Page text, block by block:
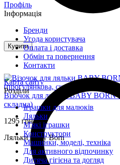
Візочок для ляльки BABY
складна)
1295 грн
Ляльки Baby Born
Купити
Профіль
Інформація
Бренди
Угода користувача
Оплата і доставка
Обмін та повернення
Контакти
Карта сайту
Розділи
Іграшки для малюків
Ляльки
М'які іграшки
Конструктори
Машинки, моделі, техніка
Для активного відпочинку
Дитяча гігієна та догляд